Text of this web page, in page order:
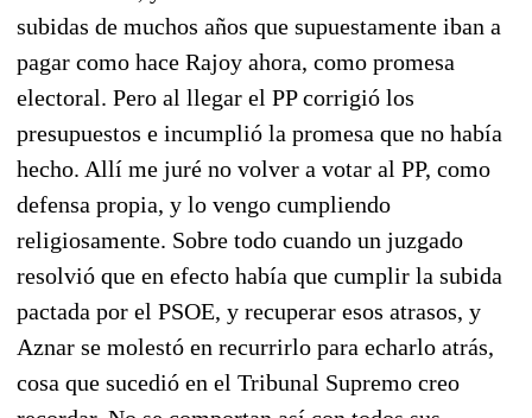
subidas de muchos años que supuestamente iban a
pagar como hace Rajoy ahora, como promesa
electoral. Pero al llegar el PP corrigió los
presupuestos e incumplió la promesa que no había
hecho. Allí me juré no volver a votar al PP, como
defensa propia, y lo vengo cumpliendo
religiosamente. Sobre todo cuando un juzgado
resolvió que en efecto había que cumplir la subida
pactada por el PSOE, y recuperar esos atrasos, y
Aznar se molestó en recurrirlo para echarlo atrás,
cosa que sucedió en el Tribunal Supremo creo